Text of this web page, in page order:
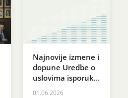
Najnovije izmene i
dopune Uredbe o
uslovima isporuke
i snabdevanja
01.06.2026